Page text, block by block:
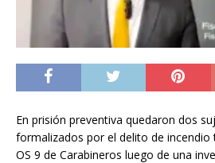
En prisión preventiva quedaron dos
formalizados por el delito de incendio
OS 9 de Carabineros luego de una